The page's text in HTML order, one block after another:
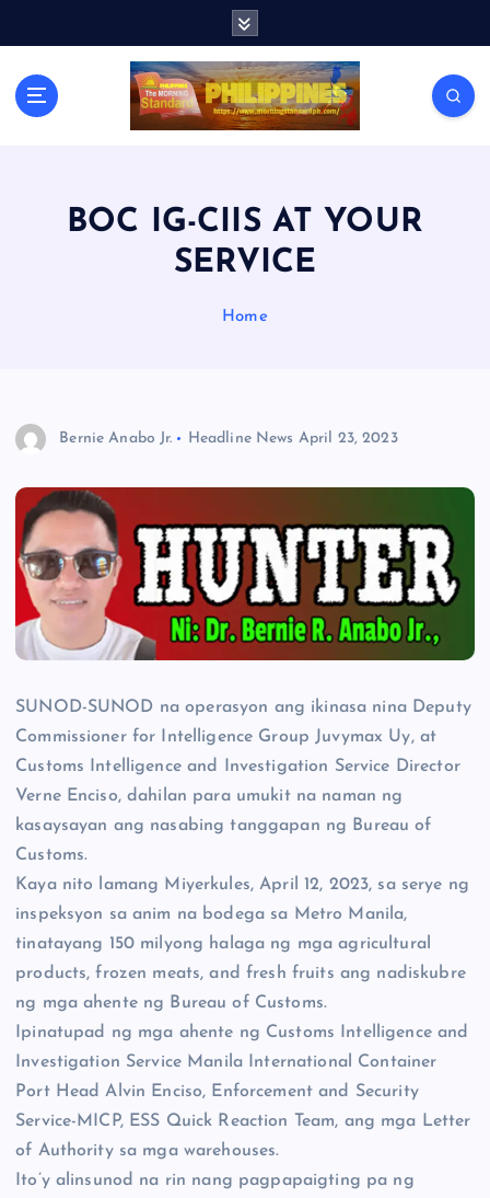
BOC IG-CIIS AT YOUR
SERVICE
Home
Bernie Anabo Jr. Headline News April 23, 2023
SUNOD-SUNOD na operasyon ang ikinasa nina Deputy
Commissioner for Intelligence Group Juvymax Uy, at
Customs Intelligence and Investigation Service Director
Verne Enciso, dahilan para umukit na naman ng
kasaysayan ang nasabing tanggapan ng Bureau of
Customs.
Kaya nito lamang Miyerkules, April 12, 2023, sa serye ng
inspeksyon sa anim na bodega sa Metro Manila,
tinatayang 150 milyong halaga ng mga agricultural
products, frozen meats, and fresh fruits ang nadiskubre
ng mga ahente ng Bureau of Customs.
Ipinatupad ng mga ahente ng Customs Intelligence and
Investigation Service Manila International Container
Port Head Alvin Enciso, Enforcement and Security
Service-MICP, ESS Quick Reaction Team, ang mga Letter
of Authority sa mga warehouses.
Ito’y alinsunod na rin nang pagpapaigting pa ng